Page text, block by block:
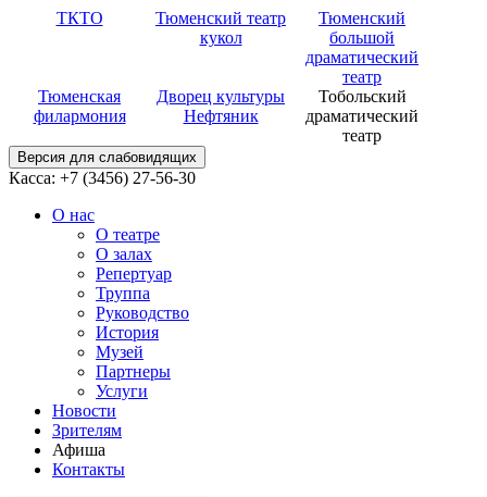
ТКТО
Тюменский театр
кукол
Тюменский
большой
драматический
театр
Тюменская
филармония
Дворец культуры
Нефтяник
Тобольский
драматический
театр
Версия для слабовидящих
Касса: +7 (3456) 27-56-30
О нас
О театре
О залах
Репертуар
Труппа
Руководство
История
Музей
Партнеры
Услуги
Новости
Зрителям
Афиша
Контакты